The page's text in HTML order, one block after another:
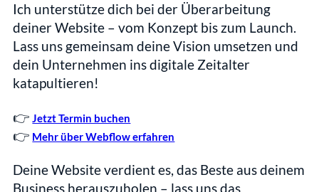
Ich unterstütze dich bei der Überarbeitung
deiner Website – vom Konzept bis zum Launch.
Lass uns gemeinsam deine Vision umsetzen und
dein Unternehmen ins digitale Zeitalter
katapultieren!
👉 Jetzt Termin buchen
👉 Mehr über Webflow erfahren
Deine Website verdient es, das Beste aus deinem
Business herauszuholen – lass uns das